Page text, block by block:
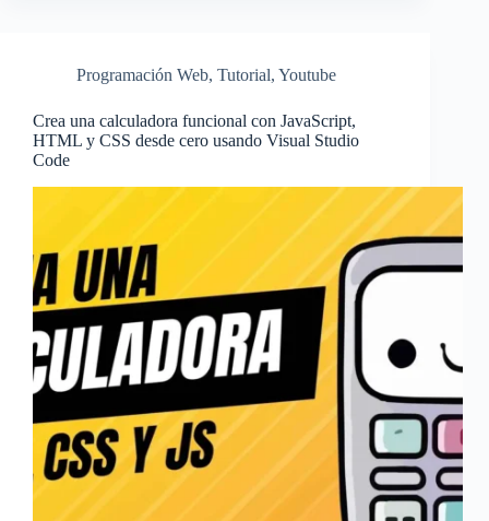
Programación Web, Tutorial, Youtube
Crea una calculadora funcional con JavaScript,
HTML y CSS desde cero usando Visual Studio
Code